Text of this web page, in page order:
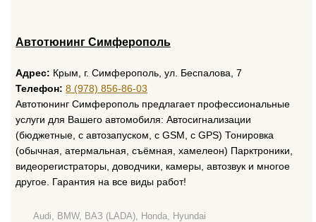
Автотюнинг Симферополь
Адрес: Крым, г. Симферополь, ул. Беспалова, 7
Телефон: 8 (978) 856-86-03
Автотюнинг Симферополь предлагает профессиональные
услуги для Вашего автомобиля: Автосигнализации
(бюджетные, с автозапуском, с GSM, с GPS) Тонировка
(обычная, атермальная, съёмная, хамелеон) Парктроники,
видеорегистраторы, доводчики, камеры, автозвук и многое
другое. Гарантия на все виды работ!
Audi, BMW, ВАЗ (LADA), Honda, Hyundai